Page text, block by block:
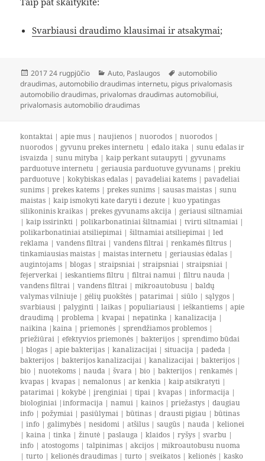
Svarbiausi draudimo klausimai ir atsakymai;
Paskelbta
2017 24 rugpjūčio Kategorijos
Auto, Paslaugos Žymos
automobilio
draudimas,automobilio draudimas internetu, pigus privalomasis
automobilio draudimas, privalomas draudimas automobiliui,
privalomasis automobilio draudimas
kontaktai |apie mus |naujienos |nuorodos |nuorodos |
nuorodos | gyvunu prekes internetu |edalo itaka |sunu edalas ir
isvaizda |sunu mityba |kaip perkant sutaupyti | gyvunams
parduotuve internetu | geriausia parduotuve gyvunams |prekiu
parduotuve |kokybiskas edalas |pavadeliai katems |pavadeliai
sunims |prekes katems |prekes sunims |sausas maistas |sunu
maistas |kaip ismokyti kate daryti i dezute |kuo ypatingas
silikoninis kraikas |prekes gyvunams akcija | geriausi siltnamiai
|kaip issirinkti |polikarbonatiniai šiltnamiai |tvirti siltnamiai |
polikarbonatiniai atsiliepimai |šiltnamiai atsiliepimai |led
reklama |vandens filtrai |vandens filtrai |renkamės filtrus |
tinkamiausias maistas |maistas internetu | geriausias ėdalas |
augintojams |blogas |straipsniai |straipsniai |straipsniai |
fejerverkai |ieskantiems filtru |filtrai namui |filtru nauda |
vandens filtrai |vandens filtrai |mikroautobusu |baldų
valymas vilniuje | gėlių puokštės |patarimai |siūlo |sąlygos |
svarbiausi |palyginti |laikas |populiariausi |ieškantiems |apie
draudimą |problema |kvapai |nepatinka |kanalizacija |
naikina |kaina |priemonės |sprendžiamos problemos |
priežiūrai |efektyvios priemonės |bakterijos |sprendimo būdai
|blogas |apie bakterijas |kanalizacijai |situacija |padeda |
bakterijos |bakterijos kanalizacijai |kanalizacijai |bakterijos |
bio |nuotekoms |nauda |švara |bio |bakterijos |renkamės |
kvapas |kvapas |nemalonus |ar kenkia |kaip atsikratyti |
patarimai |kokybė |įrenginiai |tipai |kvapas |informacija |
biologiniai |informacija |namui |kainos |priežastys |daugiau
info |požymiai |pasiūlymai |būtinas |drausti pigiau |būtinas
|info | galimybės |nesidomi |atšilus |saugūs |nauda |kelionei
|kaina |tinka |žinutė |paslauga |klaidos |ryšys |svarbu |
info |atostogoms |talpinimas |akcijos |mikroautobusu nuoma
|turto |kelionės draudimas |turto |sveikatos |kelionės |kasko